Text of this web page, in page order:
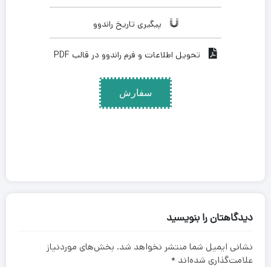
پیگیری تاریخ راندوو
تحویل اطلاعات و فرم راندوو در قالب PDF
سفارش
دیدگاهتان را بنویسید
نشانی ایمیل شما منتشر نخواهد شد. بخش‌های موردنیاز
علامت‌گذاری شده‌اند *